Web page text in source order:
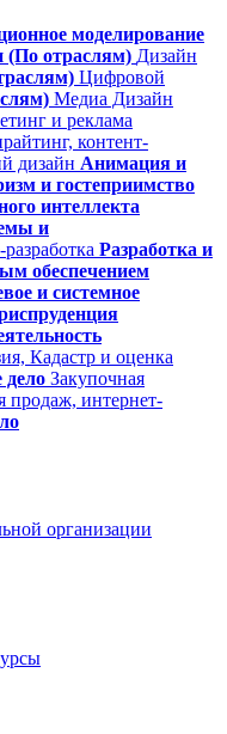
моделирование
(По отраслям) Дизайн
Цифровой
Медиа Дизайн
и реклама
контент-
дизайн Анимация и
и гостеприимство
интеллекта
и
Разработка и
обеспечением
и системное
Кадастр и оценка
дело Закупочная
продаж, интернет-
организации